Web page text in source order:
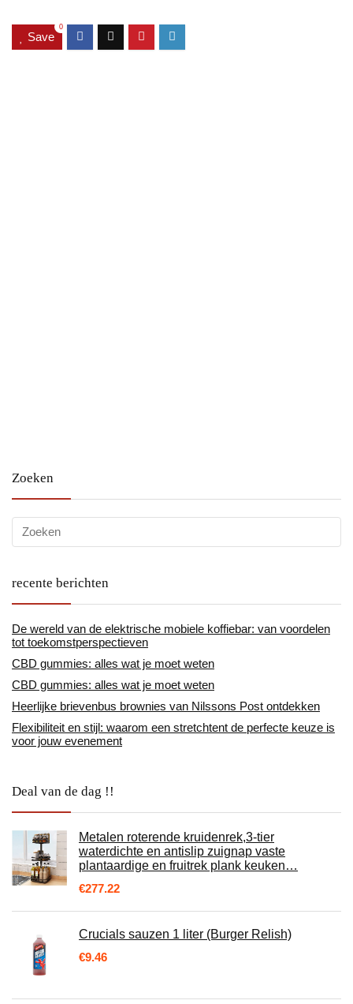
Save
0
Zoeken
recente berichten
De wereld van de elektrische mobiele koffiebar: van voordelen
tot toekomstperspectieven
CBD gummies: alles wat je moet weten
CBD gummies: alles wat je moet weten
Heerlijke brievenbus brownies van Nilssons Post ontdekken
Flexibiliteit en stijl: waarom een stretchtent de perfecte keuze is
voor jouw evenement
Deal van de dag !!
Metalen roterende kruidenrek,3-tier
waterdichte en antislip zuignap vaste
plantaardige en fruitrek plank keuken…
€277.22
Crucials sauzen 1 liter (Burger Relish)
€9.46